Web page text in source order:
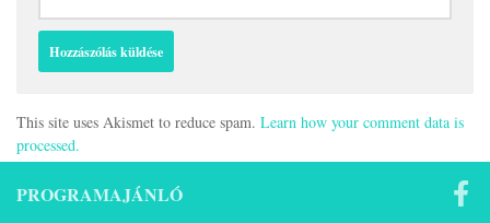
This site uses Akismet to reduce spam. Learn how your comment data is
processed.
PROGRAMAJÁNLÓ